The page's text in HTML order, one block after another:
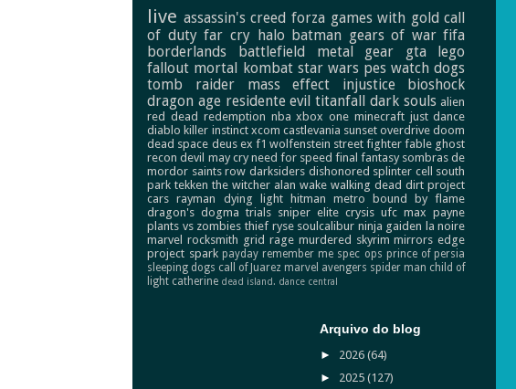
live assassin's creed forza games with gold call
of duty far cry halo batman gears of war fifa
borderlands
battlefield metal gear gta
lego
fallout mortal kombat star wars pes watch dogs
tomb raider
mass effect injustice
bioshock
dragon age residente evil titanfall dark souls alien
red dead redemption nba xbox one minecraft just dance
diablo killer instinct xcom castlevania sunset overdrive doom
dead space deus ex f1 wolfenstein street fighter fable ghost
recon devil may cry need for speed final fantasy sombras de
mordor saints row darksiders dishonored splinter cell south
park tekken the witcher alan wake walking dead dirt project
cars rayman dying light hitman metro
bound by flame
dragon's dogma trials sniper elite crysis ufc max payne
plants vs zombies thief ryse soulcalibur ninja gaiden la noire
marvel rocksmith grid rage murdered skyrim mirrors edge
project spark payday remember me spec ops prince of persia
sleeping dogs call of Juarez marvel avengers spider man child of
light catherine dead island. dance central
Arquivo do blog
► 2026(64)
► 2025(127)